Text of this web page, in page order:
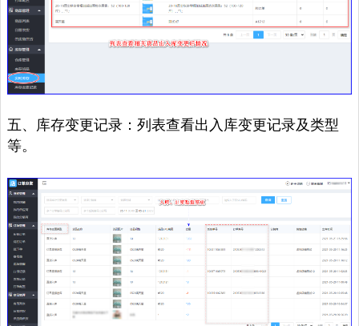
五、库存变更记录：列表查看出入库变更记录及类型
等。